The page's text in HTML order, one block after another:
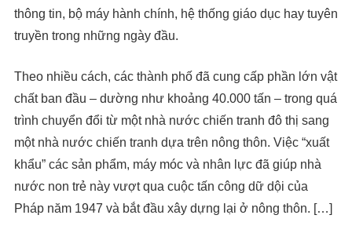
thông tin, bộ máy hành chính, hệ thống giáo dục hay tuyên
truyền trong những ngày đầu.
Theo nhiều cách, các thành phố đã cung cấp phần lớn vật
chất ban đầu – dường như khoảng 40.000 tấn – trong quá
trình chuyển đổi từ một nhà nước chiến tranh đô thị sang
một nhà nước chiến tranh dựa trên nông thôn. Việc “xuất
khẩu” các sản phẩm, máy móc và nhân lực đã giúp nhà
nước non trẻ này vượt qua cuộc tấn công dữ dội của
Pháp năm 1947 và bắt đầu xây dựng lại ở nông thôn. […]